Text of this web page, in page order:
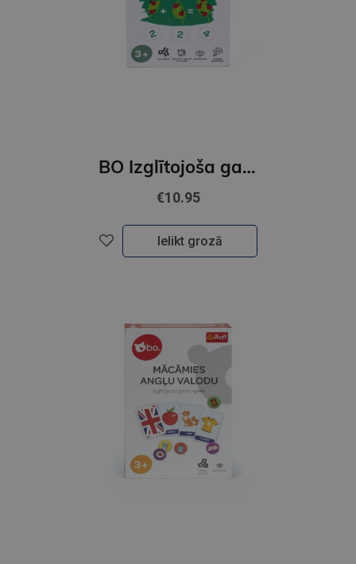
BO Izglītojoša galda spēle "Skaitīšana"LV
€10.95
Ielikt grozā